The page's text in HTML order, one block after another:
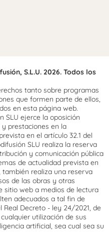
S.L.U. 2026. Todos los
tanto sobre programas
que formen parte de ellos,
en esta página web.
SLU ejerce la oposición
prestaciones en la
en el artículo 32.1 del
SLU realiza la reserva
y comunicación pública
de actualidad prevista en
también realiza una reserva
de las obras y otras
sitio web a medios de lectura
adecuados a tal fin de
Decreto - ley 24/2021, de
utilización de sus
artificial, sea cual sea su